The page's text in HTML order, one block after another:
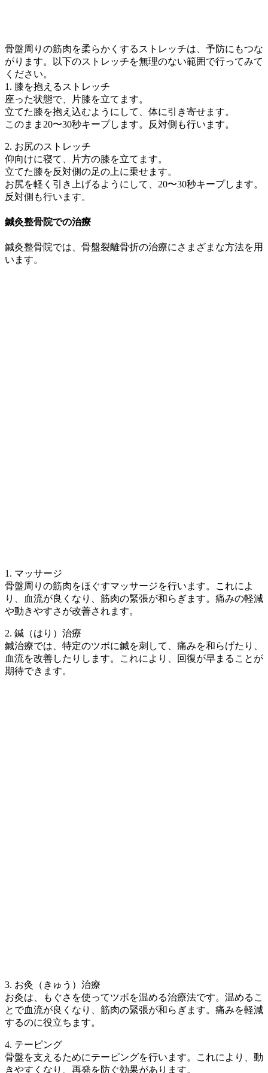
骨盤周りの筋肉を柔らかくするストレッチは、予防にもつな
がります。以下のストレッチを無理のない範囲で行ってみて
ください。
1. 膝を抱えるストレッチ
座った状態で、片膝を立てます。
立てた膝を抱え込むようにして、体に引き寄せます。
このまま20〜30秒キープします。反対側も行います。
2. お尻のストレッチ
仰向けに寝て、片方の膝を立てます。
立てた膝を反対側の足の上に乗せます。
お尻を軽く引き上げるようにして、20〜30秒キープします。
反対側も行います。
鍼灸整骨院での治療
鍼灸整骨院では、骨盤裂離骨折の治療にさまざまな方法を用
います。
1. マッサージ
骨盤周りの筋肉をほぐすマッサージを行います。これによ
り、血流が良くなり、筋肉の緊張が和らぎます。痛みの軽減
や動きやすさが改善されます。
2. 鍼（はり）治療
鍼治療では、特定のツボに鍼を刺して、痛みを和らげたり、
血流を改善したりします。これにより、回復が早まることが
期待できます。
3. お灸（きゅう）治療
お灸は、もぐさを使ってツボを温める治療法です。温めるこ
とで血流が良くなり、筋肉の緊張が和らぎます。痛みを軽減
するのに役立ちます。
4. テーピング
骨盤を支えるためにテーピングを行います。これにより、動
きやすくなり、再発を防ぐ効果があります。